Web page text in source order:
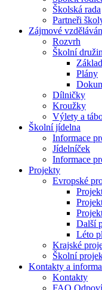
Školská rada
Partneři
Zájmové
Rozvrh
Školní
Plány
Dílničky
Kroužky
Výlety a
Školní jídelna
Informace
Jídelníček
Informace
Projekty
Evropské
Další
Léto
Krajské
Školní
Kontakty a
Kontakty
FAQ